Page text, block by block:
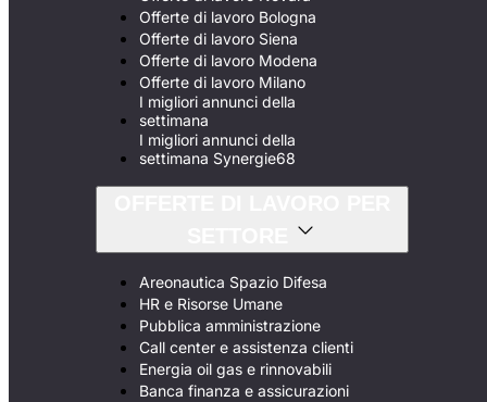
Offerte di lavoro Bologna
Offerte di lavoro Siena
Offerte di lavoro Modena
Offerte di lavoro Milano
I migliori annunci della
settimana
I migliori annunci della
settimana Synergie68
Areonautica Spazio Difesa
HR e Risorse Umane
Pubblica amministrazione
Call center e assistenza clienti
Energia oil gas e rinnovabili
Banca finanza e assicurazioni